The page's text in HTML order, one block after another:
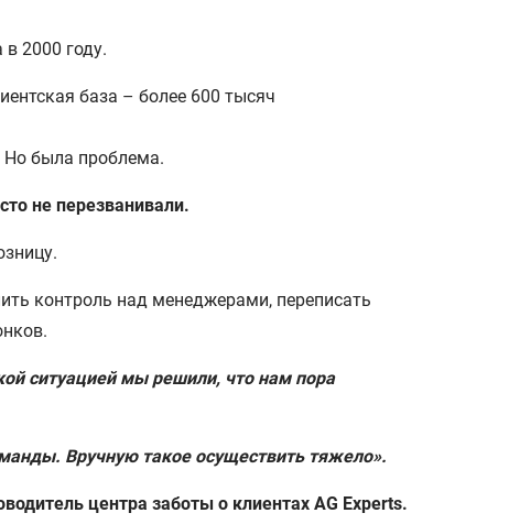
2000 году.
база – более 600 тысяч
Но была проблема.
не перезванивали.
контроль над менеджерами, переписать
ситуацией мы решили, что нам пора
Вручную такое осуществить тяжело‎».
центра заботы о клиентах AG Experts.